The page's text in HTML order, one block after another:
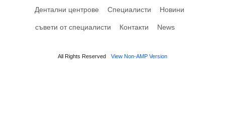
Дентални центрове Специалисти Новини
съвети от специалисти Контакти News
All Rights Reserved View Non-AMP Version